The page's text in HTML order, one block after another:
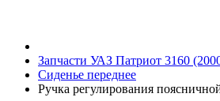
Запчасти УАЗ Патриот 3160
Сиденье переднее
Ручка регулирования